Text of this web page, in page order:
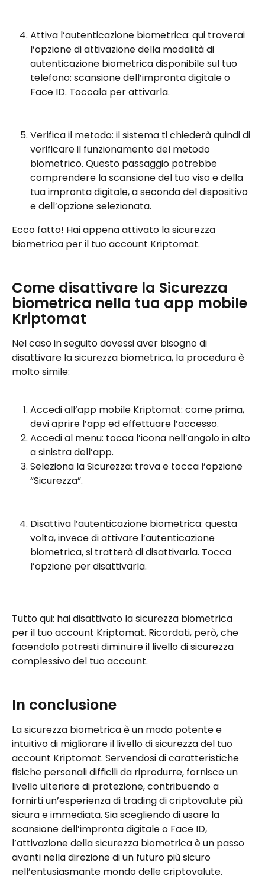
Attiva l’autenticazione biometrica: qui troverai
l’opzione di attivazione della modalità di
autenticazione biometrica disponibile sul tuo
telefono: scansione dell’impronta digitale o
Face ID. Toccala per attivarla.
Verifica il metodo: il sistema ti chiederà quindi di
verificare il funzionamento del metodo
biometrico. Questo passaggio potrebbe
comprendere la scansione del tuo viso e della
tua impronta digitale, a seconda del dispositivo
e dell’opzione selezionata.
Ecco fatto! Hai appena attivato la sicurezza
biometrica per il tuo account Kriptomat.
Come disattivare la Sicurezza
biometrica nella tua app mobile
Kriptomat
Nel caso in seguito dovessi aver bisogno di
disattivare la sicurezza biometrica, la procedura è
molto simile:
Accedi all’app mobile Kriptomat: come prima,
devi aprire l’app ed effettuare l’accesso.
Accedi al menu: tocca l’icona nell’angolo in alto
a sinistra dell’app.
Seleziona la Sicurezza: trova e tocca l’opzione
“Sicurezza”.
Disattiva l’autenticazione biometrica: questa
volta, invece di attivare l’autenticazione
biometrica, si tratterà di disattivarla. Tocca
l’opzione per disattivarla.
Tutto qui: hai disattivato la sicurezza biometrica
per il tuo account Kriptomat. Ricordati, però, che
facendolo potresti diminuire il livello di sicurezza
complessivo del tuo account.
In conclusione
La sicurezza biometrica è un modo potente e
intuitivo di migliorare il livello di sicurezza del tuo
account Kriptomat. Servendosi di caratteristiche
fisiche personali difficili da riprodurre, fornisce un
livello ulteriore di protezione, contribuendo a
fornirti un’esperienza di trading di criptovalute più
sicura e immediata. Sia scegliendo di usare la
scansione dell’impronta digitale o Face ID,
l’attivazione della sicurezza biometrica è un passo
avanti nella direzione di un futuro più sicuro
nell’entusiasmante mondo delle criptovalute.